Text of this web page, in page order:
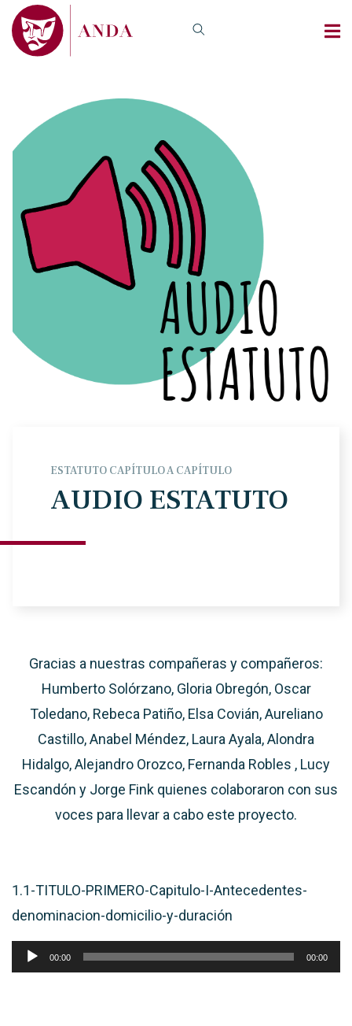
ESTATUTO CAPÍTULO A CAPÍTULO
AUDIO ESTATUTO
Gracias a nuestras compañeras y compañeros:
Humberto Solórzano, Gloria Obregón, Oscar
Toledano, Rebeca Patiño, Elsa Covián, Aureliano
Castillo, Anabel Méndez, Laura Ayala, Alondra
Hidalgo, Alejandro Orozco, Fernanda Robles , Lucy
Escandón y Jorge Fink quienes colaboraron con sus
voces para llevar a cabo este proyecto.
1.1-TITULO-PRIMERO-Capitulo-I-Antecedentes-
denominacion-domicilio-y-duración
Reproductor
de
00:00 00:00